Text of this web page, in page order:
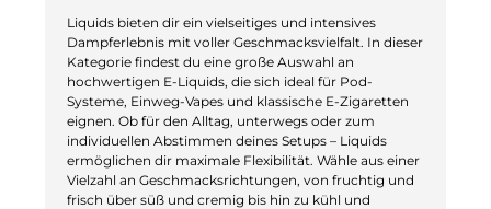
Liquids bieten dir ein vielseitiges und intensives
Dampferlebnis mit voller Geschmacksvielfalt. In dieser
Kategorie findest du eine große Auswahl an
hochwertigen E-Liquids, die sich ideal für Pod-
Systeme, Einweg-Vapes und klassische E-Zigaretten
eignen. Ob für den Alltag, unterwegs oder zum
individuellen Abstimmen deines Setups – Liquids
ermöglichen dir maximale Flexibilität. Wähle aus einer
Vielzahl an Geschmacksrichtungen, von fruchtig und
frisch über süß und cremig bis hin zu kühl und